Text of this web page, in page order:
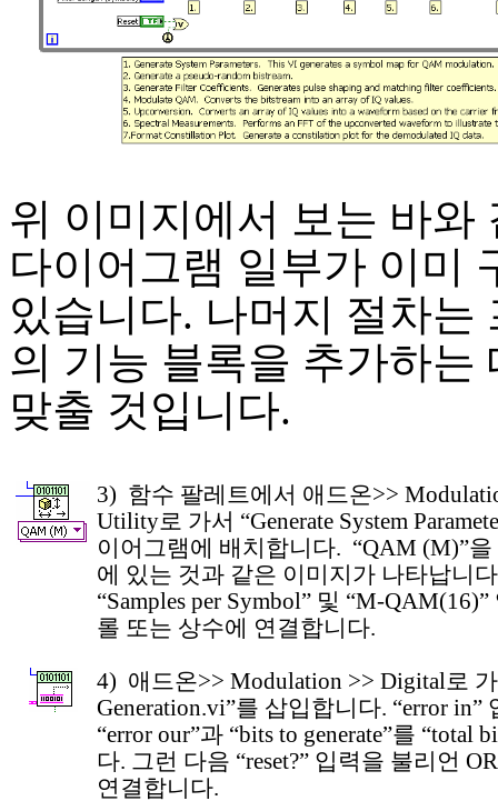
위 이미지에서 보는 바와
다이어그램 일부가 이미
있습니다. 나머지 절차는
의 기능 블록을 추가하는
맞출 것입니다.
3) 함수 팔레트에서 애드온>>
Utility로 가서 “Generate System
이어그램에 배치합니다. “QAM (M)”
에 있는 것과 같은 이미지가 나타납니
“Samples per Symbol” 및 “M-
롤 또는 상수에 연결합니다.
4) 애드온>> Modulation >> Digital로
Generation.vi”를 삽입합니다. “error in”
“error our”과 “bits to generate”를 “total
다. 그런 다음 “reset?” 입력을 불리언
연결합니다.